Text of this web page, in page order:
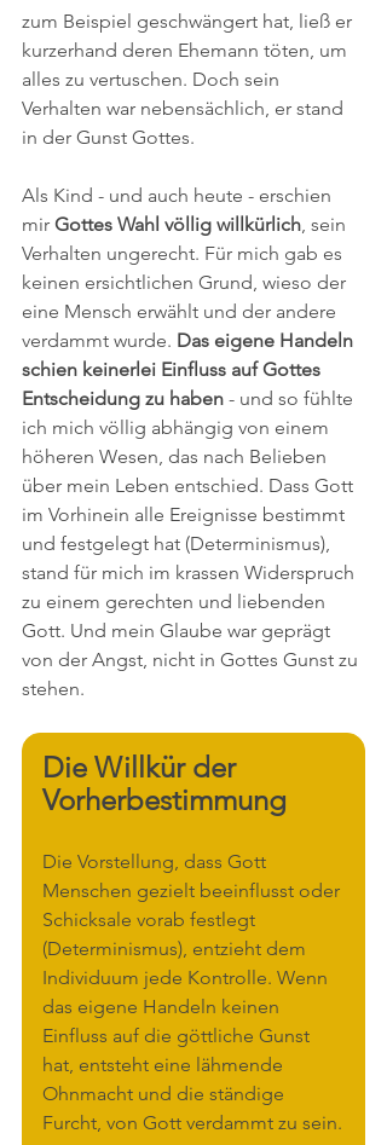
zum Beispiel geschwängert hat, ließ er
kurzerhand deren Ehemann töten, um
alles zu vertuschen. Doch sein
Verhalten war nebensächlich, er stand
in der Gunst Gottes.
Als Kind - und auch heute - erschien
mir Gottes Wahl völlig willkürlich , sein
Verhalten ungerecht. Für mich gab es
keinen ersichtlichen Grund, wieso der
eine Mensch erwählt und der andere
verdammt wurde. Das eigene Handeln
schien keinerlei Einfluss auf Gottes
Entscheidung zu haben - und so fühlte
ich mich völlig abhängig von einem
höheren Wesen, das nach Belieben
über mein Leben entschied. Dass Gott
im Vorhinein alle Ereignisse bestimmt
und festgelegt hat (Determinismus),
stand für mich im krassen Widerspruch
zu einem gerechten und liebenden
Gott. Und mein Glaube war geprägt
von der Angst, nicht in Gottes Gunst zu
stehen.
Die Willkür der
Vorherbestimmung
Die Vorstellung, dass Gott
Menschen gezielt beeinflusst oder
Schicksale vorab festlegt
(Determinismus), entzieht dem
Individuum jede Kontrolle. Wenn
das eigene Handeln keinen
Einfluss auf die göttliche Gunst
hat, entsteht eine lähmende
Ohnmacht und die ständige
Furcht, von Gott verdammt zu sein.